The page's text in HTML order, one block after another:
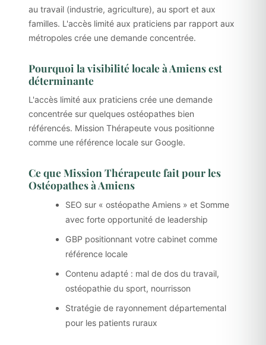
au travail (industrie, agriculture), au sport et aux
familles. L'accès limité aux praticiens par rapport aux
métropoles crée une demande concentrée.
Pourquoi la visibilité locale à Amiens est
déterminante
L'accès limité aux praticiens crée une demande
concentrée sur quelques ostéopathes bien
référencés. Mission Thérapeute vous positionne
comme une référence locale sur Google.
Ce que Mission Thérapeute fait pour les
Ostéopathes à Amiens
SEO sur « ostéopathe Amiens » et Somme
avec forte opportunité de leadership
GBP positionnant votre cabinet comme
référence locale
Contenu adapté : mal de dos du travail,
ostéopathie du sport, nourrisson
Stratégie de rayonnement départemental
pour les patients ruraux